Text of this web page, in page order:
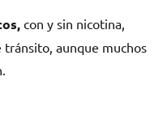
сοn у sin nicotina,
аunquе muchos